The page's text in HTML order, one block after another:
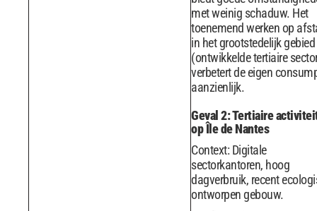
met weinig schaduw. Het
toenemend werken op
in het grootstedelijk gebied
(ontwikkelde tertiaire
verbetert de eigen
aanzienlijk.
Geval 2: Tertiaire
op Île de Nantes
Context: Digitale
sectorkantoren, hoog
dagverbruik, recent
ontworpen gebouw.